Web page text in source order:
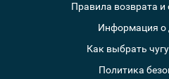
Правила возврата и
Информация о
Как выбрать
Политика